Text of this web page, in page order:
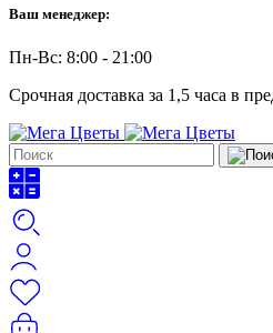
Ваш менеджер:
Пн-Вс: 8:00 - 21:00
Срочная доставка за 1,5 часа в